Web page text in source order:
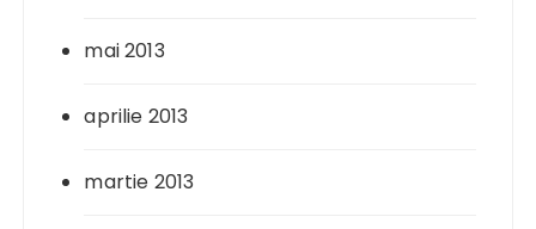
mai 2013
aprilie 2013
martie 2013